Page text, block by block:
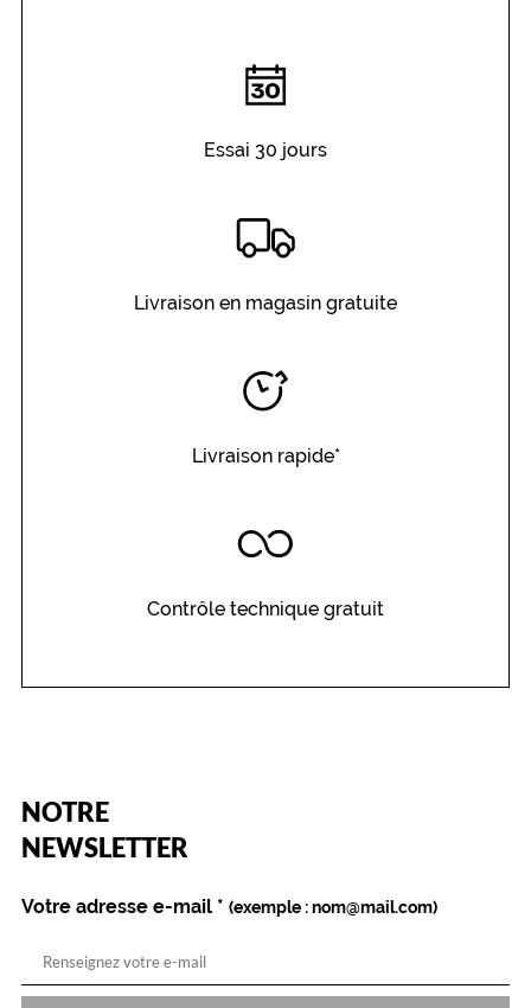
Essai 30 jours
Livraison en magasin gratuite
Livraison rapide*
Contrôle technique gratuit
NOTRE
NEWSLETTER
Name
Votre adresse e-mail *
(Ce
champ
est
obligatoire)
(exemple : nom@mail.com)